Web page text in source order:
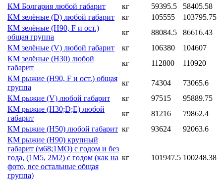
КМ Болгария любой габарит кг 59395.5
58405.58
КМ зелёные (D) любой габарит
кг 105555
103795.75
КМ зелёные (H90, F и ост.)
общая группа
кг 88084.5
86616.43
КМ зелёные (V) любой габарит
кг 106380
104607
КМ зелёные (Н30) любой
габарит
кг 112800
110920
КМ рыжие (H90, F и ост.) общая
группа
кг 74304
73065.6
КМ рыжие (V) любой габарит
кг 97515
95889.75
КМ рыжие (Н30;D;E) любой
габарит
кг 81216
79862.4
КМ рыжие (Н50) любой габарит кг 93624
92063.6
КМ рыжие (Н90) крупный
габарит (м68;1МО) с годом и без
года, (1М5, 2М2) с годом (как на
фото, все остальные общая
группа)
кг 101947.5 100248.38